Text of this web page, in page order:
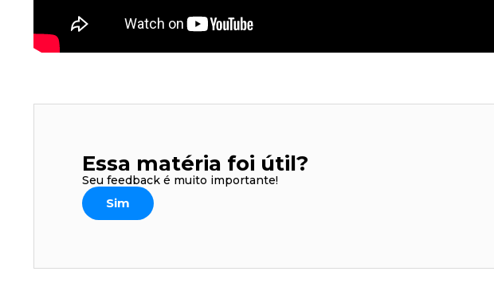
Essa matéria foi útil?
Seu feedback é muito importante!
Sim